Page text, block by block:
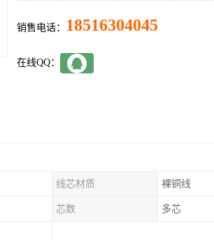
销售电话： 18516304045
在线QQ：
线芯材质 裸铜线
芯数 多芯